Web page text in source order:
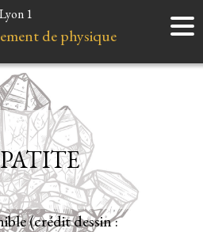
Accueil
Instruments
Liens et ressources
1
de physique
(crédit dessin :